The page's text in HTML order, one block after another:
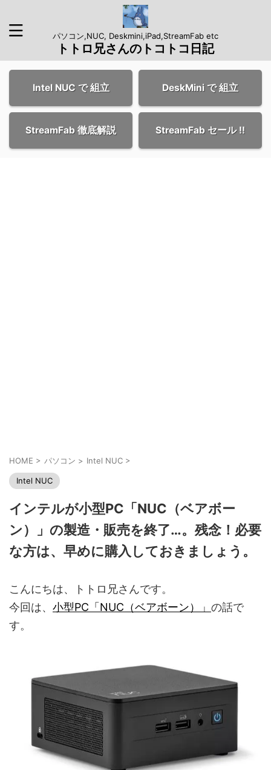
パソコン,NUC, Deskmini,iPad,StreamFab etc
トトロ兄さんのトコトコ日記
Intel NUC で 組立 DeskMini で 組立
StreamFab 徹底解説 StreamFab セール !!
HOME > パソコン > Intel NUC >
Intel NUC
インテルが小型PC「NUC（ベアボー
ン）」の製造・販売を終了…。残念！必要
な方は、早めに購入しておきましょう。
こんにちは、トトロ兄さんです。
今回は、 小型PC「NUC（ベアボーン）」 の話で
す。